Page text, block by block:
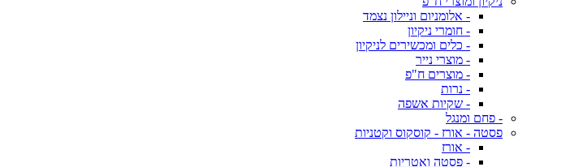
- אלומניום וניילון נצמד
- חומרי ניקיון
- כלים ומכשירים לניקיון
- מוצרי נייר
- מוצרים ח"פ
- נרות
- שקיות אשפה
- פחם ומנגל
פסטה - אורז - קוסקוס וקטניות
- אורז
- פסטה ואטריות